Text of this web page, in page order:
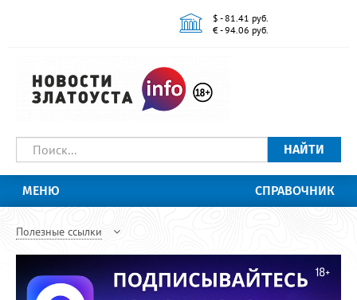
$ - 81.41 руб.
€ - 94.06 руб.
НАЙТИ
МЕНЮ СПРАВОЧНИК
Полезные ссылки